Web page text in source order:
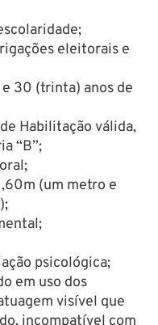
eleitorais e
30 (trinta) anos de
Habilitação válida,
“B”;
(um metro e
psicológica;
em uso dos
visível que
incompatível com